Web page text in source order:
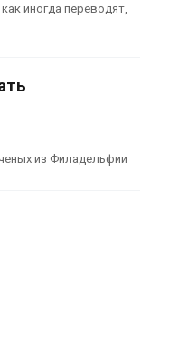
иногда переводят,
из Филадельфии